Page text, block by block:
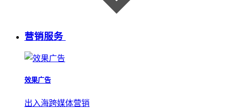
营销服务
效果广告
出入海跨媒体营销